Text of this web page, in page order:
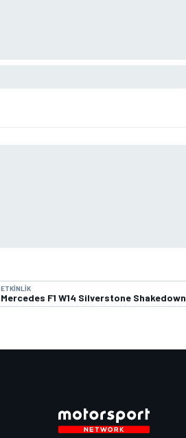
ETKINLIK
Mercedes F1 W14 Silverstone Shakedown